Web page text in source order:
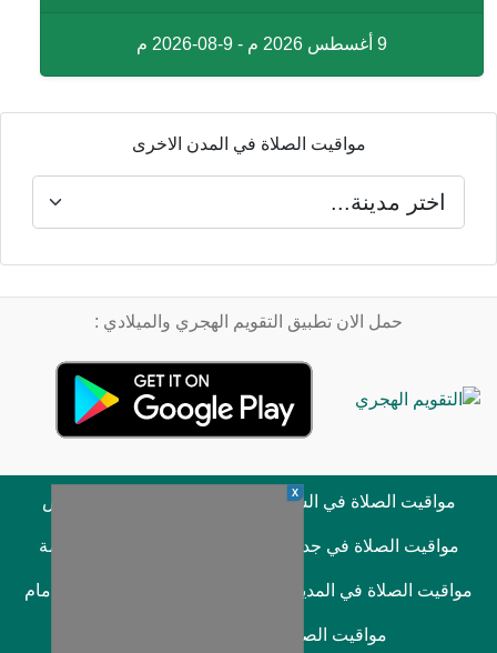
9 أغسطس 2026 م - 9-08-2026 م
مواقيت الصلاة في المدن الاخرى
X
حمل الان تطبيق التقويم الهجري والميلادي :
مواقيت الصلاة في السعودية مواقيت الصلاة في الرياض
مواقيت الصلاة في جدة مواقيت الصلاة في مكة المكرمة
مواقيت الصلاة في المدينة المنورة مواقيت الصلاة في الدمام
مواقيت الصلاة في الخبر